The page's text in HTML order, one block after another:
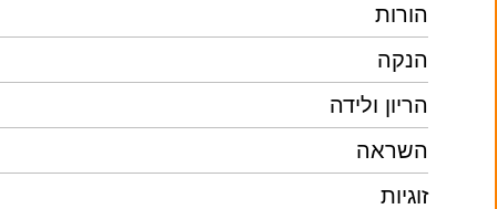
הורות
הנקה
הריון ולידה
השראה
זוגיות